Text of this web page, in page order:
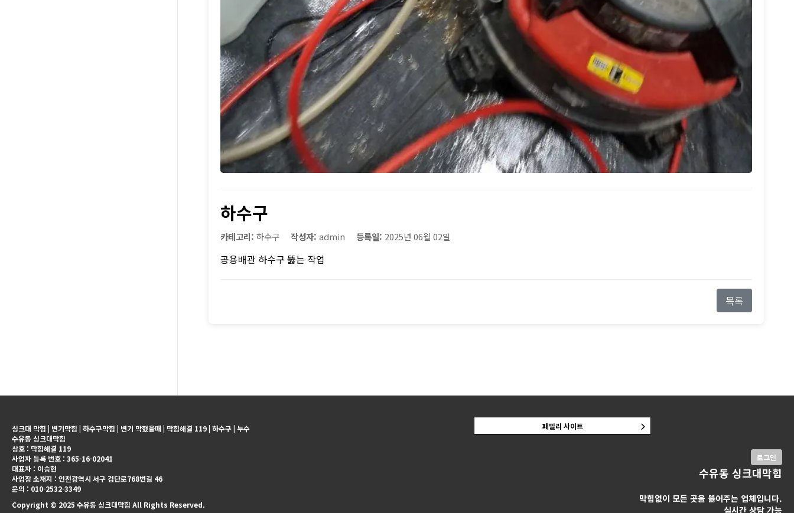
하수구
카테고리: 하수구 작성자: admin 등록일: 2025년 06월 02일
공용배관 하수구 뚫는 작업
목록
싱크대 막힘 | 변기막힘 | 하수구막힘 | 변기 막혔을때 | 막힘해결 119 | 하수구 | 누수
수유동 싱크대막힘
상호 : 막힘해결 119
사업자 등록 번호 : 365-16-02041
대표자 : 이승현
사업장 소재지 : 인천광역시 서구 검단로768번길 46
문의 : 010-2532-3349
Copyright © 2025 수유동 싱크대막힘 All Rights Reserved.
로그인
수유동 싱크대막힘
막힘없이 모든 곳을 뚫어주는 업체입니다.
실시간 상담 가능
패밀리 사이트